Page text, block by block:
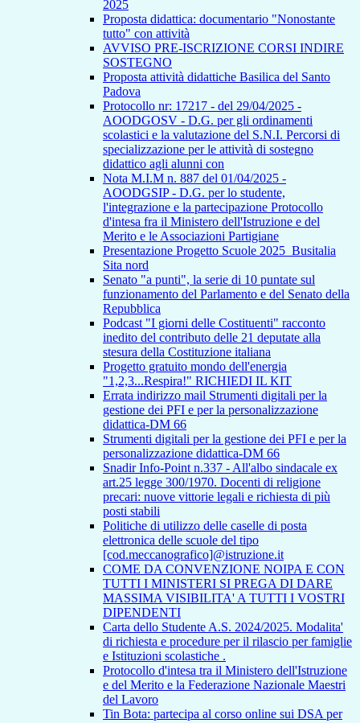
2025
Proposta didattica: documentario "Nonostante
tutto" con attività
AVVISO PRE-ISCRIZIONE CORSI INDIRE
SOSTEGNO
Proposta attività didattiche Basilica del Santo
Padova
Protocollo nr: 17217 - del 29/04/2025 -
AOODGOSV - D.G. per gli ordinamenti
scolastici e la valutazione del S.N.I. Percorsi di
specializzazione per le attività di sostegno
didattico agli alunni con
Nota M.I.M n. 887 del 01/04/2025 -
AOODGSIP - D.G. per lo studente,
l'integrazione e la partecipazione Protocollo
d'intesa fra il Ministero dell'Istruzione e del
Merito e le Associazioni Partigiane
Presentazione Progetto Scuole 2025_Busitalia
Sita nord
Senato "a punti", la serie di 10 puntate sul
funzionamento del Parlamento e del Senato della
Repubblica
Podcast "I giorni delle Costituenti" racconto
inedito del contributo delle 21 deputate alla
stesura della Costituzione italiana
Progetto gratuito mondo dell'energia
"1,2,3...Respira!" RICHIEDI IL KIT
Errata indirizzo mail Strumenti digitali per la
gestione dei PFI e per la personalizzazione
didattica-DM 66
Strumenti digitali per la gestione dei PFI e per la
personalizzazione didattica-DM 66
Snadir Info-Point n.337 - All'albo sindacale ex
art.25 legge 300/1970. Docenti di religione
precari: nuove vittorie legali e richiesta di più
posti stabili
Politiche di utilizzo delle caselle di posta
elettronica delle scuole del tipo
[cod.meccanografico]@istruzione.it
COME DA CONVENZIONE NOIPA E CON
TUTTI I MINISTERI SI PREGA DI DARE
MASSIMA VISIBILITA' A TUTTI I VOSTRI
DIPENDENTI
Carta dello Studente A.S. 2024/2025. Modalita'
di richiesta e procedure per il rilascio per famiglie
e Istituzioni scolastiche .
Protocollo d'intesa tra il Ministero dell'Istruzione
e del Merito e la Federazione Nazionale Maestri
del Lavoro
Tin Bota: partecipa al corso online sui DSA per